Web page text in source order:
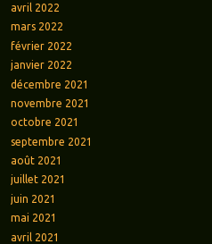
avril 2022
mars 2022
février 2022
janvier 2022
décembre 2021
novembre 2021
octobre 2021
septembre 2021
août 2021
juillet 2021
juin 2021
mai 2021
avril 2021